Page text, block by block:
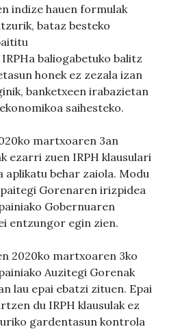
indize hauen formulak
bataz besteko
baliogabetuko balitz
honek ez zezala izan
banketxeen irabazietan
saihesteko.
martxoaren 3an
ezarri zuen IRPH klausulari
behar zaiola. Modu
Gorenaren irizpidea
Gobernuaren
entzungor egin zien.
2020ko martxoaren 3ko
Auzitegi Gorenak
lau epai ebatzi zituen. Epai
du IRPH klausulak ez
gardentasun kontrola